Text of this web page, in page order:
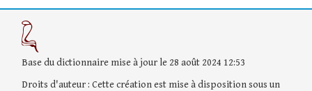
Base du dictionnaire mise à jour le 28 août 2024 12:53
Droits d'auteur : Cette création est mise à disposition sous un